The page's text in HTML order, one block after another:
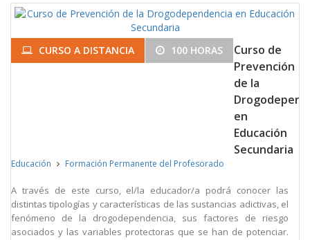
CURSO A DISTANCIA 100 HORAS
Curso de
Prevención
de la
en
Educación
Secundaria
Educación Formación Permanente del Profesorado
A través de este curso, el/la educador/a podrá conocer las
distintas tipologías y características de las sustancias adictivas, el
fenómeno de la drogodependencia, sus factores de riesgo
asociados y las variables protectoras que se han de potenciar.